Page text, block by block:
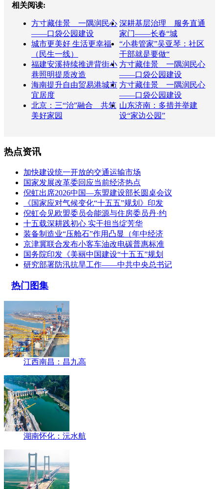
相关阅读:
方寸藏佳景 一隅润民心
——口袋公园建设
深耕基层治理 服务直通
家门——长春“城
城市更美好 生活更幸福
（民生一线）
“小巷管家”吴亚琴：社区
干部就是要做“
福建安溪持续推进背街小
巷照明提质改造
方寸藏佳景 一隅润民心
——口袋公园建设
海南提升自由贸易港城市
宜居度
方寸藏佳景 一隅润民心
——口袋公园建设
北京：三“治”融合 共筑
美好家园
山东济南：多措并举建
设“家边公园”
热点资讯
加快建设统一开放的交通运输市场
国家发展改革委回应当前经济热点
倪虹出席2026中国—东盟建设部长圆桌会议
《国家应对气候变化“十五五”规划》印发
倪虹会见欧盟委员会能源与住房委员丹·约
十五载深耕践初心 实干担当绽芳华
装备制造业“压舱石”作用凸显（年中经济
京津冀联合发布小客车油改电碳普惠标准
国务院印发《美丽中国建设“十五五”规划
研究部署防汛抗旱工作——中共中央总书记
热门图集
江西南昌：昌九高
湖南怀化：沅水航